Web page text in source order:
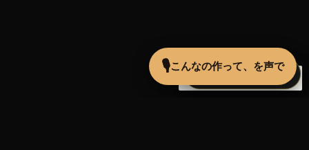
next drop 8m 48s
🔓30pt で続きを見る ×